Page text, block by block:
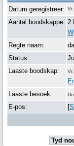
Datum geregistreer:
Aantal boodskappe: 2
Regte naam:
Status:
Laaste boodskap:
Laaste besoek:
E-pos: [
Tyd